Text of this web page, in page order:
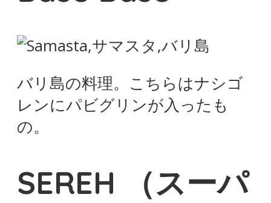
バリ島の料理。こちらはナシゴ
レンにパビグリンが入ったも
の。
SEREH （スーパ